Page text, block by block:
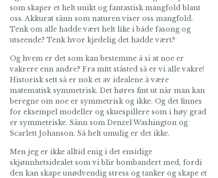
som skaper et helt unikt og fantastisk mangfold blant
oss. Akkurat sånn som naturen viser oss mangfold.
Tenk om alle hadde vært helt like i både fasong og
utseende? Tenk hvor kjedelig det hadde vært?
Og hvem er det som kan bestemme å si at noe er
vakrere enn andre? Fra mitt ståsted så er vi alle vakre!
Historisk sett så er nok et av idealene å være
matematisk symmetrisk. Det høres fint ut når man kan
beregne om noe er symmetrisk og ikke. Og det finnes
for eksempel modeller og skuespillere som i høy grad
er symmetriske. Sånn som Denzel Washington og
Scarlett Johanson. Så helt umulig er det ikke.
Men jeg er ikke alltid enig i det ensidige
skjønnhetsidealet som vi blir bombandert med, fordi
den kan skape unødvendig stress og tanker og skape et